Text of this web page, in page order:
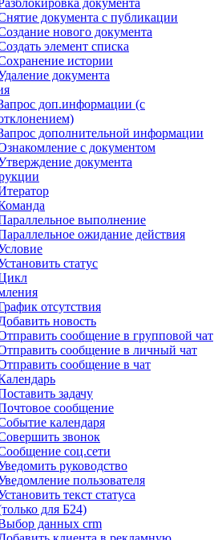
документа
документа с публикации
нового документа
элемент списка
истории
документа
доп.информации (с
дополнительной информации
с документом
документа
выполнение
ожидание действия
статус
отсутствия
новость
сообщение в групповой чат
сообщение в личный чат
сообщение в чат
задачу
сообщение
календаря
звонок
соц.сети
руководство
пользователя
текст статуса
для Б24)
данных crm